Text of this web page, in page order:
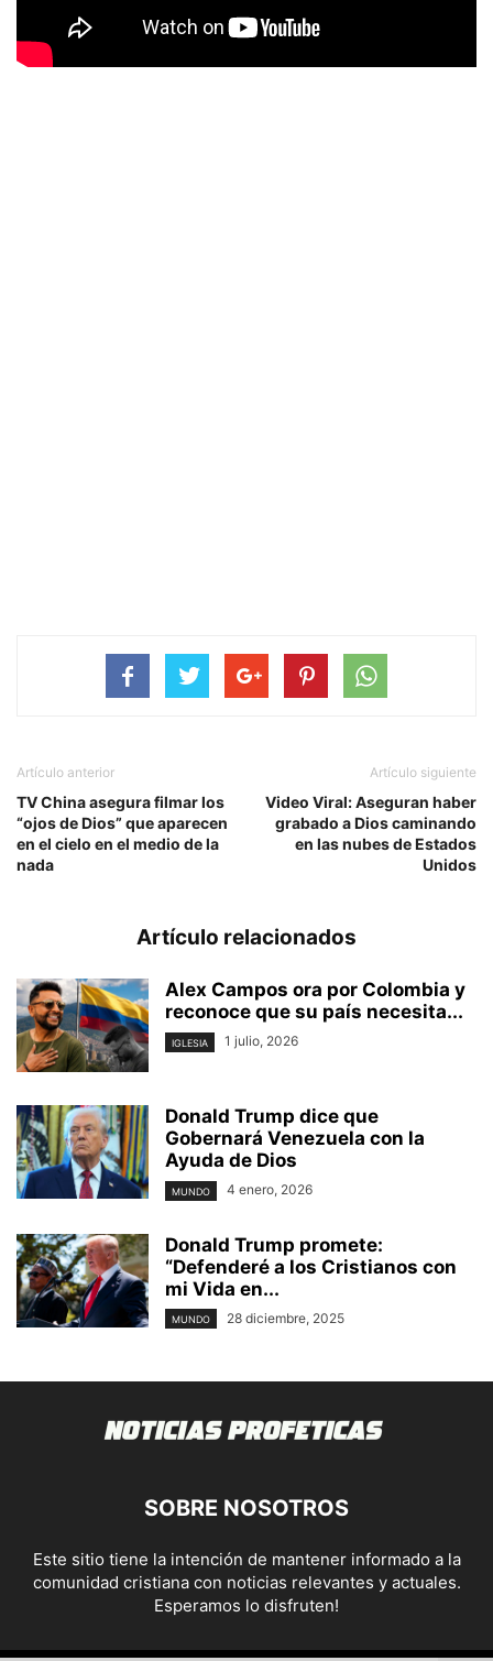
Artículo anterior
TV China asegura filmar los
“ojos de Dios” que aparecen
en el cielo en el medio de la
nada
Artículo siguiente
Video Viral: Aseguran haber
grabado a Dios caminando
en las nubes de Estados
Unidos
Artículo relacionados
Alex Campos ora por Colombia y
reconoce que su país necesita...
IGLESIA 1 julio, 2026
Donald Trump dice que
Gobernará Venezuela con la
Ayuda de Dios
MUNDO 4 enero, 2026
Donald Trump promete:
“Defenderé a los Cristianos con
mi Vida en...
MUNDO 28 diciembre, 2025
SOBRE NOSOTROS
Este sitio tiene la intención de mantener informado a la
comunidad cristiana con noticias relevantes y actuales.
Esperamos lo disfruten!